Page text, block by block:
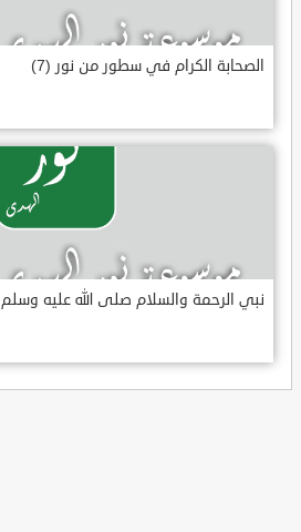
الصحابة الكرام في سطور من نور (7)
نبي الرحمة والسلام صلى الله عليه وسلم